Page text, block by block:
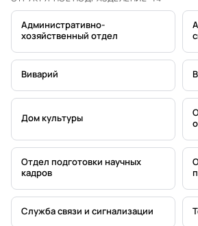
Административно-
хозяйственный отдел
Виварий
Дом культуры
Отдел подготовки научных
кадров
Служба связи и сигнализации